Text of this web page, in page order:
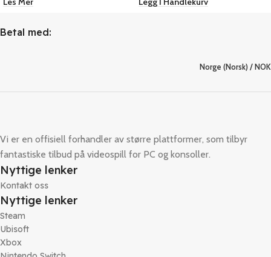
Betal med:
Norge (Norsk) / NOK
Vi er en offisiell forhandler av større plattformer, som tilbyr
fantastiske tilbud på videospill for PC og konsoller.
Nyttige lenker
Kontakt oss
Nyttige lenker
Steam
Ubisoft
Xbox